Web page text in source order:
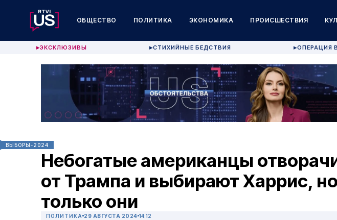
ОБЩЕСТВО ПОЛИТИКА ЭКОНОМИКА ПРОИСШЕСТВИЯ
▶ЭКСКЛЮЗИВЫ ▶СТИХИЙНЫЕ БЕДСТВИЯ ▶ОПЕРАЦИЯ
ВЫБОРЫ-2024
Небогатые американцы
от Трампа и выбирают Харрис,
только они
ПОЛИТИКА 29 АВГУСТА 2024 14:12